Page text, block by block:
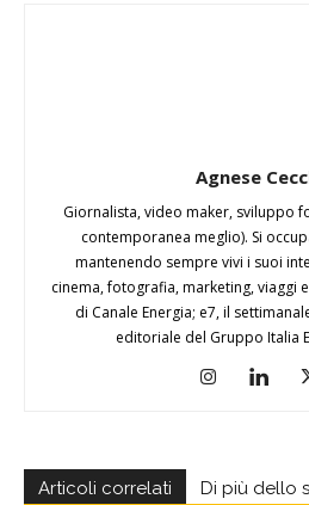
Agnese
Giornalista, video maker, sviluppo
contemporanea meglio). Si
mantenendo sempre vivi i suoi
cinema, fotografia, marketing, viaggi
di Canale Energia; e7, il
editoriale del Gruppo Italia
Articoli correlati Di più dello